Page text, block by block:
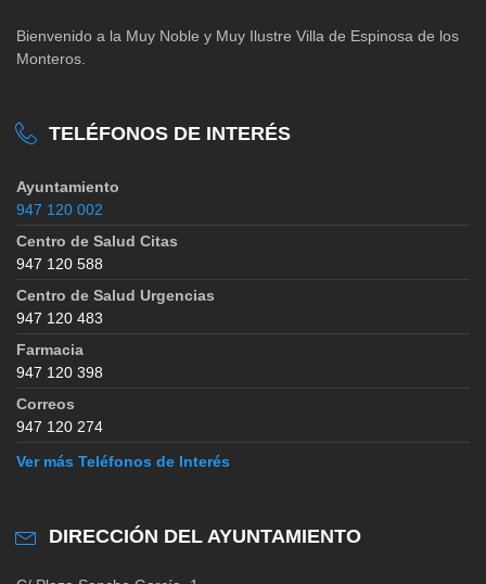
Bienvenido a la Muy Noble y Muy Ilustre Villa de Espinosa de los
Monteros.
TELÉFONOS DE INTERÉS
Ayuntamiento
947 120 002
Centro de Salud Citas
947 120 588
Centro de Salud Urgencias
947 120 483
Farmacia
947 120 398
Correos
947 120 274
Ver más Teléfonos de Interés
DIRECCIÓN DEL AYUNTAMIENTO